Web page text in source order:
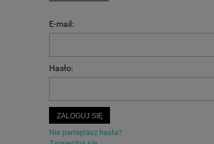
E-mail:
Hasło:
ZALOGUJ SIĘ
Nie pamiętasz hasła?